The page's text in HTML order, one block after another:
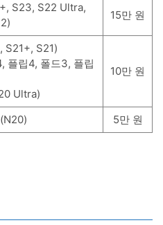
S23, S22 Ultra,
15만 원
S21+, S21)
플립4, 폴드3, 플립
Ultra)
10만 원
5만 원